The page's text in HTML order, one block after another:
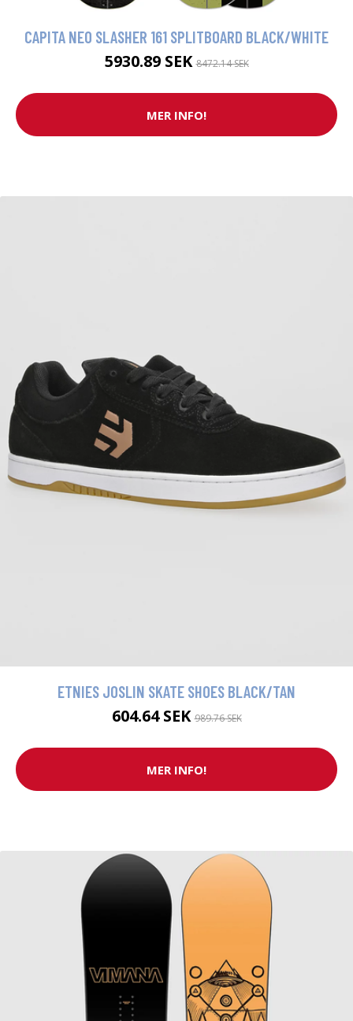
CAPITA NEO SLASHER 161 SPLITBOARD BLACK/WHITE
5930.89 SEK8472.14 SEK
MER INFO!
ETNIES JOSLIN SKATE SHOES BLACK/TAN
604.64 SEK989.76 SEK
MER INFO!